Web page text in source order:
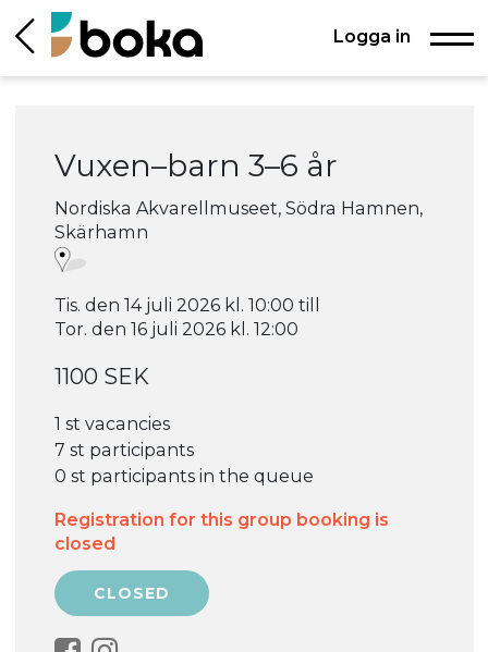
Logga in
Vuxen–barn 3–6 år
Nordiska Akvarellmuseet, Södra Hamnen,
Skärhamn
Tis. den 14 juli 2026 kl. 10:00 till
Tor. den 16 juli 2026 kl. 12:00
1100 SEK
1 st vacancies
7 st participants
0 st participants in the queue
Registration for this group booking is
closed